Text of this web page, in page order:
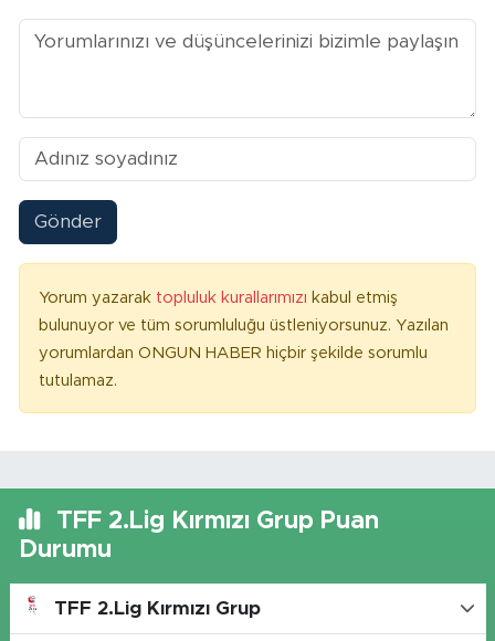
Gönder
Yorum yazarak topluluk kurallarımızı kabul etmiş
bulunuyor ve tüm sorumluluğu üstleniyorsunuz. Yazılan
yorumlardan ONGUN HABER hiçbir şekilde sorumlu
tutulamaz.
TFF 2.Lig Kırmızı Grup Puan
Durumu
TFF 2.Lig Kırmızı Grup